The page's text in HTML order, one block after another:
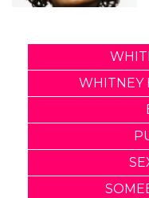
WHITNEY